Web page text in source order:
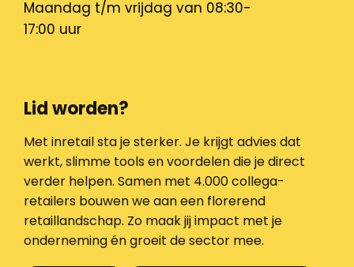
Maandag t/m vrijdag van 08:30-
17:00 uur
Lid worden?
Met inretail sta je sterker. Je krijgt advies dat
werkt, slimme tools en voordelen die je direct
verder helpen. Samen met 4.000 collega-
retailers bouwen we aan een florerend
retaillandschap. Zo maak jij impact met je
onderneming én groeit de sector mee.